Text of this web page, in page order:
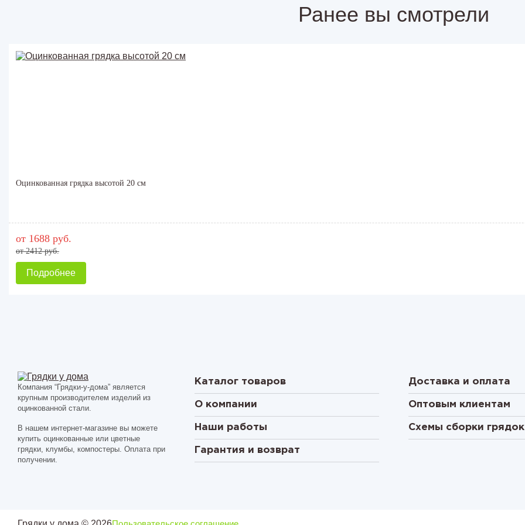
Ранее вы смотрели
Оцинкованная грядка высотой 20 см
от 1688 руб.
от 2412 руб.
Подробнее
Компания “Грядки-у-дома” является
крупным производителем изделий из
оцинкованной стали.
В нашем интернет-магазине вы можете
купить оцинкованные или цветные
грядки, клумбы, компостеры. Оплата при
получении.
Каталог товаров Доставка и оплата
О компании Оптовым клиентам
Наши работы Схемы сборки грядок
Гарантия и возврат